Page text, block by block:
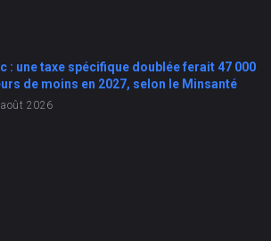
: une taxe spécifique doublée ferait 47 000
de moins en 2027, selon le Minsanté
août 2026